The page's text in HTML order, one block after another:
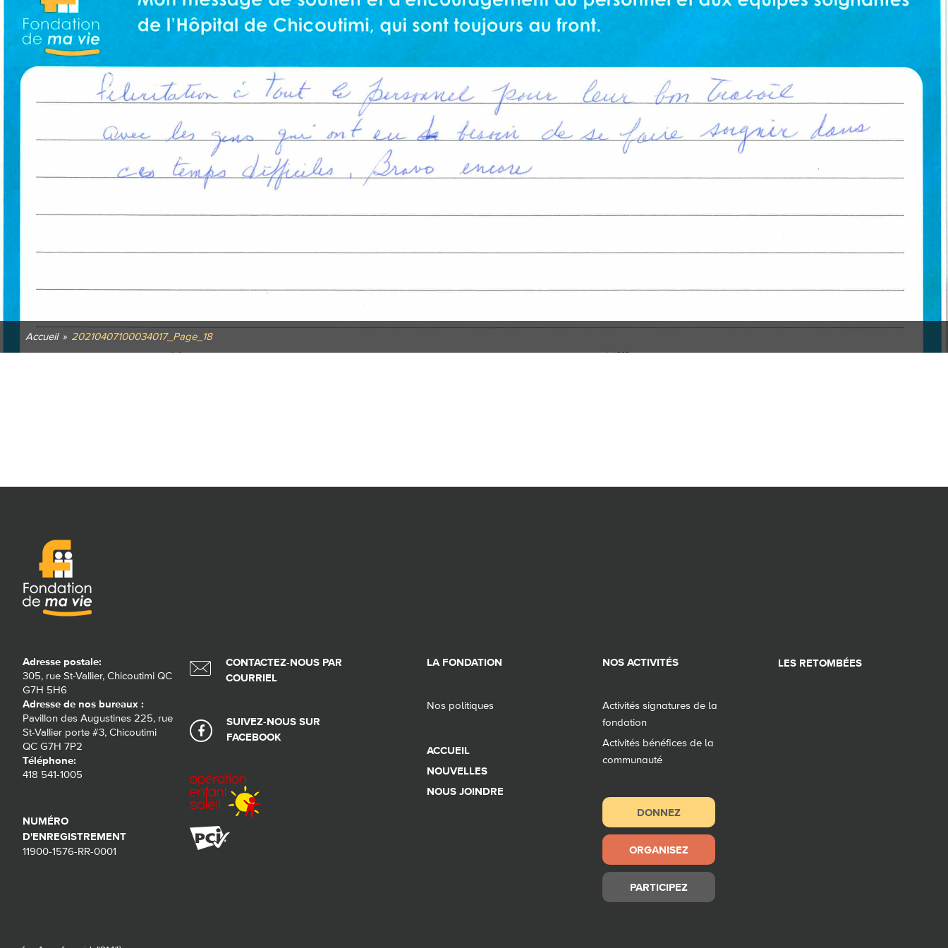
Accueil » 20210407100034017_Page_18
Adresse postale:
305, rue St-Vallier, Chicoutimi QC
G7H 5H6
Adresse de nos bureaux :
Pavillon des Augustines 225, rue
St-Vallier porte #3, Chicoutimi
QC G7H 7P2
Téléphone:
418 541-1005
NUMÉRO
D'ENREGISTREMENT
11900-1576-RR-0001
CONTACTEZ-NOUS PAR
COURRIEL
SUIVEZ-NOUS SUR
FACEBOOK
LA FONDATION
Nos politiques
ACCUEIL
NOUVELLES
NOUS JOINDRE
NOS ACTIVITÉS
Activités signatures de la
fondation
Activités bénéfices de la
communauté
DONNEZ
ORGANISEZ
PARTICIPEZ
LES RETOMBÉES